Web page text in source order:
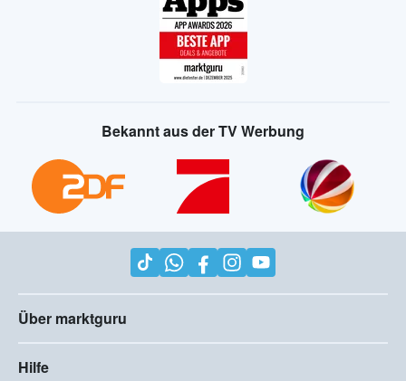
Bekannt aus der TV Werbung
Über marktguru
Hilfe